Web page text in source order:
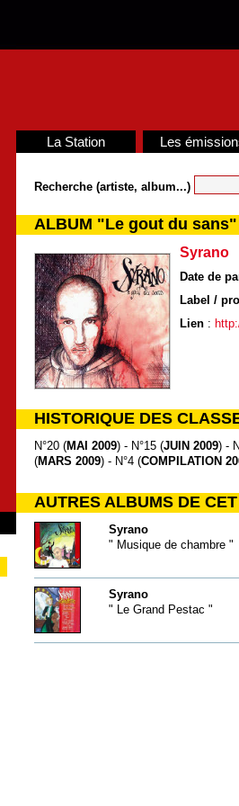
La Station Les
Recherche (artiste, album...)
ALBUM "Le gout du sans"
Syrano
Date de
Label /
Lien:
HISTORIQUE DES
N°20 (MAI 2009) - N°15 (JUIN 2009) -
(MARS 2009) - N°4 (COMPILATION
AUTRES ALBUMS DE
Syrano
" Musique de chambre "
Syrano
" Le Grand Pestac "